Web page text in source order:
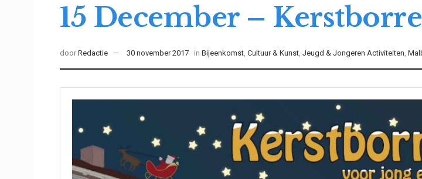
15 December –
door Redactie 30 november 2017 in Bijeenkomst, Cultuur & Kunst, Jeugd & Jongeren Activiteiten,